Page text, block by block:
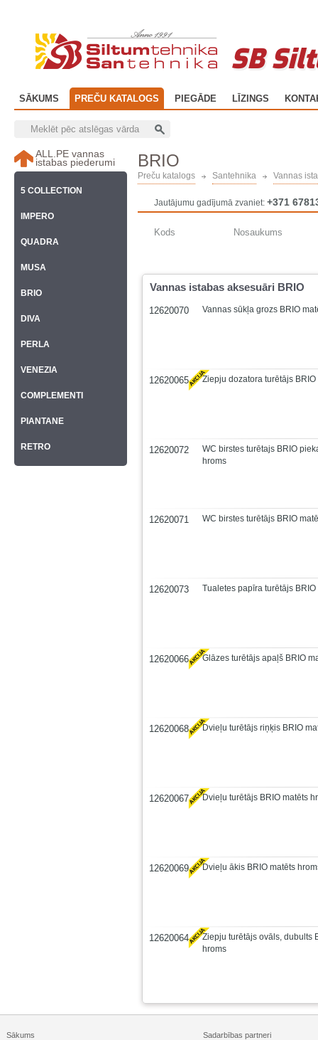
SB
SĀKUMS PREČU KATALOGS PIEGĀDE LĪZINGS
BRIO
Preču katalogs Santehnika Vannas
Jautājumu gadījumā zvaniet: +371
Kods Nosaukums
Vannas istabas aksesuāri BRIO
12620070 Vannas sūkļa grozs BRIO
12620065 Ziepju dozatora turētājs
12620072
WC birstes turētajs BRIO
hroms
12620071 WC birstes turētājs BRIO
12620073 Tualetes papīra turētājs
12620066 Glāzes turētājs apaļš BRIO
12620068 Dvieļu turētājs riņķis BRIO
12620067 Dvieļu turētājs BRIO matēts
12620069 Dvieļu ākis BRIO matēts
12620064
Ziepju turētājs ovāls, dubults
hroms
ALL.PE vannas
istabas piederumi
5 COLLECTION
IMPERO
QUADRA
MUSA
BRIO
DIVA
PERLA
VENEZIA
COMPLEMENTI
PIANTANE
RETRO
Sākums Sadarbības partneri